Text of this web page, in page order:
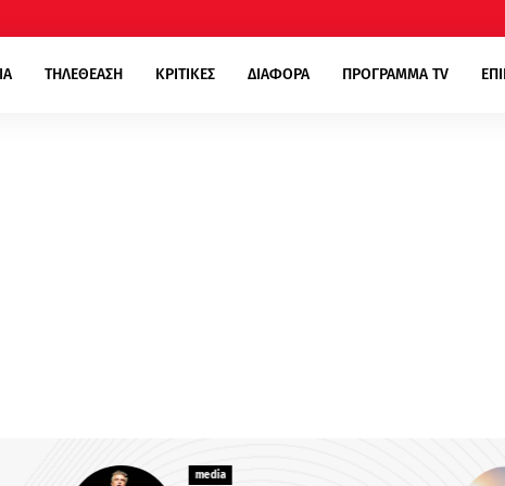
ΤΗΛΕΘΕΑΣΗ ΚΡΙΤΙΚΕΣ ΔΙΑΦΟΡΑ ΠΡΟΓΡΑΜΜΑ TV
media